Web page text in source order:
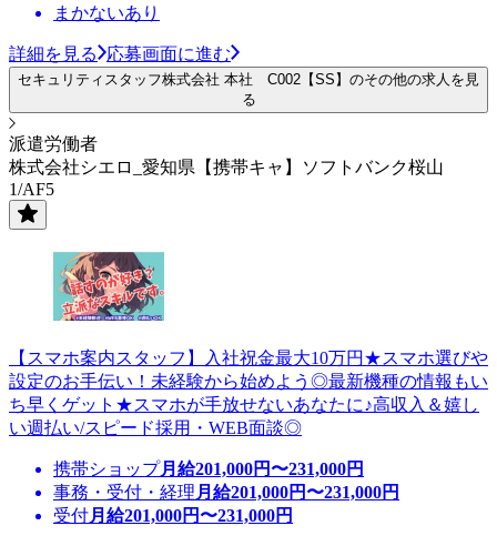
まかないあり
詳細を見る 応募画面に進む
セキュリティスタッフ株式会社 本社 C002【SS】のその他の求人を見
る
派遣労働者
株式会社シエロ_愛知県【携帯キャ】ソフトバンク桜山
1/AF5
【スマホ案内スタッフ】入社祝金最大10万円★スマホ選びや
設定のお手伝い！未経験から始めよう◎最新機種の情報もい
ち早くゲット★スマホが手放せないあなたに♪高収入＆嬉し
い週払い/スピード採用・WEB面談◎
携帯ショップ月給201,000円〜231,000円
事務・受付・経理 月給201,000円〜231,000円
受付月給201,000円〜231,000円